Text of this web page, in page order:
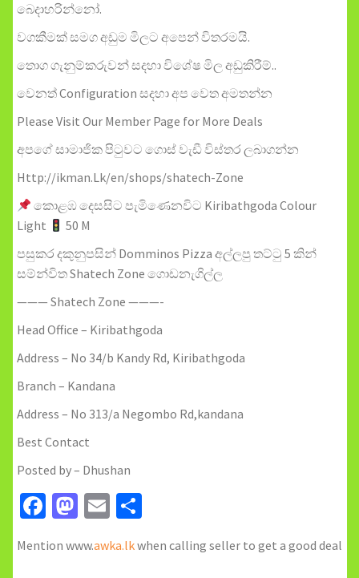
බෙදාහරින්නෝ.
වගකීමක් සමග අඩුම මිලට අපෙන් විතරමයි.
තොග ගැනුම්කරුවන් සදහා විශේෂ මිල අඩුකිරීම්..
වෙනත් Configuration සදහා අප වෙත අමතන්න
Please Visit Our Member Page for More Deals
අපගේ සාමාජික පිටුවට ගොස් වැඩී විස්තර ලබාගන්න
Http://ikman.Lk/en/shops/shatech-Zone
කොළඹ දෙසසිට පැමිණෙනවිට Kiribathgoda Colour
Light
50 M
පසුකර දකුනුපසින් Domminos Pizza අල්ලපු තට්ටු 5 කින්
සම්න්විත Shatech Zone ගොඩනැගිල්ල​
——— Shatech Zone ———-
Head Office – Kiribathgoda
Address – No 34/b Kandy Rd, Kiribathgoda
Branch – Kandana
Address – No 313/a Negombo Rd,kandana
Best Contact
Posted by – Dhushan
Facebook
Mastodon
Email
Mention www.awka.lkwhen calling seller to get a good deal